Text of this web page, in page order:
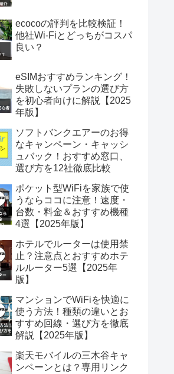
ecocoの評判を比較検証！
他社Wi-Fiとどっちがコスパ
良い？
eSIMおすすめランキング！
失敗しないプランの選び方
を初心者向けに解説【2025
年版】
ソフトバンクエアーのお得
なキャンペーン・キャッシ
ュバック！おすすめ窓口、
選び方を12社徹底比較
ポケット型WiFiを家族で使
うならココに注意！速度・
台数・料金＆おすすめ機種
4選【2025年版】
ホテルでルーターは使用禁
止？注意点とおすすめホテ
ルルーター5選【2025年
版】
マンションでWiFiを快適に
使う方法！種類の違いとお
すすめ回線・選び方を徹底
解説【2025年版】
楽天モバイルの三木谷キャ
ンペーンとは？専用リンク